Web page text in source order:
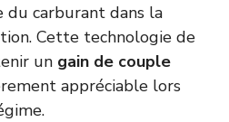
du carburant dans la
Cette technologie de
un gain de couple
appréciable lors